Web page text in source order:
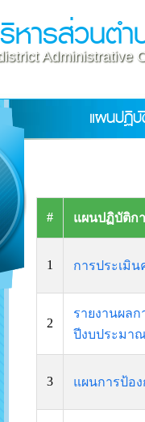
ารส่วนตำ
Administrative
แผนปฏิ
# แผนปฏิบัติก
1 การประเมิ
2
รายงานผล
ปีงบประมาณ
3 แผนการป้อ